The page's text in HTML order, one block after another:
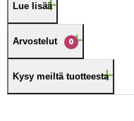
Lue lisää
Arvostelut 0
Kysy meiltä tuotteesta